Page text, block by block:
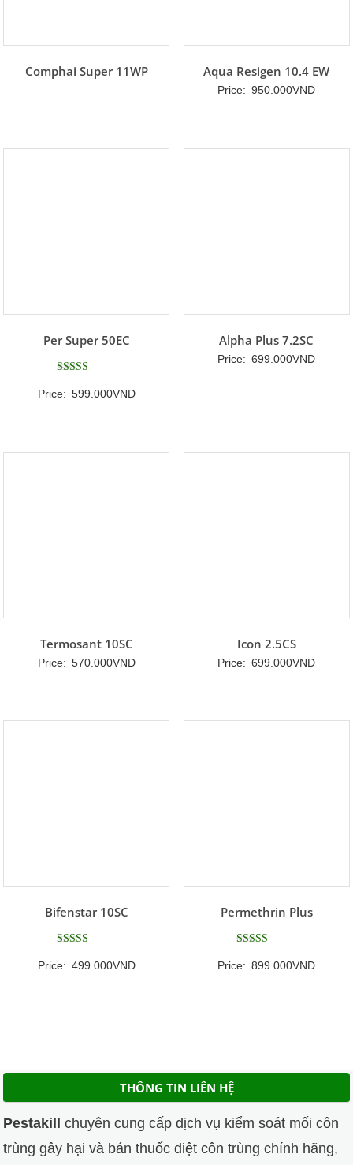
Comphai Super 11WP Aqua Resigen 10.4 EW
Price: 950.000VND
Per Super 50EC
hạng
Price: 599.000VND
Alpha Plus 7.2SC
Price: 699.000VND
Termosant 10SC
Price: 570.000VND
Icon 2.5CS
Price: 699.000VND
Bifenstar 10SC
hạng
Price: 499.000VND
Permethrin Plus
hạng
Price: 899.000VND
THÔNG TIN LIÊN HỆ
Pestakill
chuyên cung cấp dịch vụ kiểm soát mối côn
trùng gây hại và bán thuốc diệt côn trùng chính hãng,